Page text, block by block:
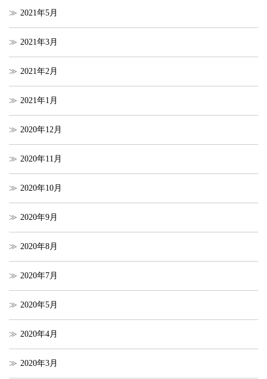
2021年5月
2021年3月
2021年2月
2021年1月
2020年12月
2020年11月
2020年10月
2020年9月
2020年8月
2020年7月
2020年5月
2020年4月
2020年3月